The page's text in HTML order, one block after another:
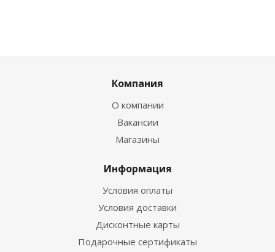
Компания
О компании
Вакансии
Магазины
Информация
Условия оплаты
Условия доставки
Дисконтные карты
Подарочные сертификаты